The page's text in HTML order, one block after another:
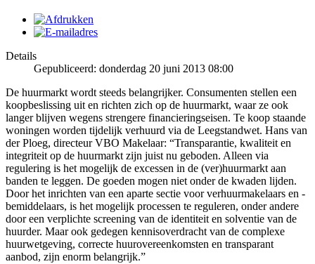
Details
Gepubliceerd: donderdag 20 juni 2013 08:00
De huurmarkt wordt steeds belangrijker. Consumenten stellen een
koopbeslissing uit en richten zich op de huurmarkt, waar ze ook
langer blijven wegens strengere financieringseisen. Te koop staande
woningen worden tijdelijk verhuurd via de Leegstandwet. Hans van
der Ploeg, directeur VBO Makelaar: “Transparantie, kwaliteit en
integriteit op de huurmarkt zijn juist nu geboden. Alleen via
regulering is het mogelijk de excessen in de (ver)huurmarkt aan
banden te leggen. De goeden mogen niet onder de kwaden lijden.
Door het inrichten van een aparte sectie voor verhuurmakelaars en -
bemiddelaars, is het mogelijk processen te reguleren, onder andere
door een verplichte screening van de identiteit en solventie van de
huurder. Maar ook gedegen kennisoverdracht van de complexe
huurwetgeving, correcte huurovereenkomsten en transparant
aanbod, zijn enorm belangrijk.”